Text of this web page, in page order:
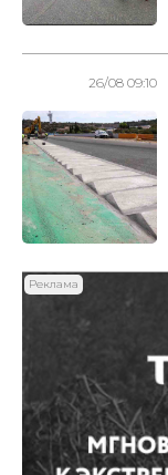
26/08 09:10
Реклама